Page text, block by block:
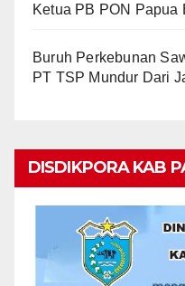
Ketua PB PON Papua
Buruh Perkebunan
PT TSP Mundur Dari
DISDIKPORA KAB